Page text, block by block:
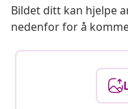
Bildet ditt kan hjelpe
nedenfor for å